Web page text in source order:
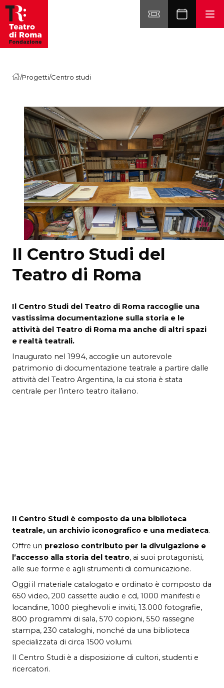
Vai al contenuto
/Progetti/Centro studi
Il Centro Studi del
Teatro di Roma
Il Centro Studi del Teatro di Roma raccoglie una
vastissima documentazione sulla storia e le
attività del Teatro di Roma ma anche di altri spazi
e realtà teatrali.
Inaugurato nel 1994, accoglie un autorevole
patrimonio di documentazione teatrale a partire dalle
attività del Teatro Argentina, la cui storia è stata
centrale per l’intero teatro italiano.
Il Centro Studi è composto da una biblioteca
teatrale, un archivio iconografico e una mediateca.
Offre un prezioso contributo per la divulgazione e
l’accesso alla storia del teatro, ai suoi protagonisti,
alle sue forme e agli strumenti di comunicazione.
Oggi il materiale catalogato e ordinato è composto da
650 video, 200 cassette audio e cd, 1000 manifesti e
locandine, 1000 pieghevoli e inviti, 13.000 fotografie,
800 programmi di sala, 570 copioni, 550 rassegne
stampa, 230 cataloghi, nonché da una biblioteca
specializzata di circa 1500 volumi.
Il Centro Studi è a disposizione di cultori, studenti e
ricercatori.